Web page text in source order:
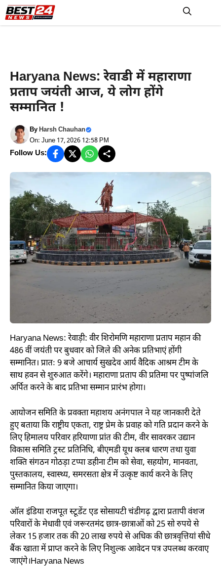
Skip
to
Haryana News: रेवाडी में महाराणा
प्रताप जयंती आज, ये लोग होंगे
सम्मानित !
ByHarsh Chauhan
On: June 17, 2026 12:58 PM
Follow Us:
Haryana News: रेवाड़ी: वीर शिरोमणि महाराणा प्रताप महान की
486 वीं जयंती पर बुधवार को जिले की अनेक प्रतिभाएं होंगी
सम्मानित। प्रातः 9 बजे आचार्य सुखदेव आर्य वैदिक आश्रम टीम के
साथ हवन से शुरुआत करेंगे। महाराणा प्रताप की प्रतिमा पर पुष्पांजलि
अर्पित करने के बाद प्रतिभा सम्मान प्रारंभ होगा।
आयोजन समिति के प्रवक्ता महाशय अनंगपाल ने यह जानकारी देते
हुए बताया कि राष्ट्रीय एकता, राष्ट्र प्रेम के प्रवाह को गति प्रदान करने के
लिए हिमालय परिवार हरियाणा प्रांत की टीम, वीर सावरकर उद्यान
विकास समिति ट्रस्ट प्रतिनिधि, बीएमडी यूथ क्लब धारण तथा युवा
शक्ति संगठन गोठड़ा टप्पा डहीना टीम को सेवा, सहयोग, मानवता,
पुस्तकालय, स्वास्थ्य, समरसता क्षेत्र में उत्कृष्ट कार्य करने के लिए
सम्मानित किया जाएगा।
ऑल इंडिया राजपूत स्टूडेंट एड सोसायटी चंडीगढ़ द्वारा प्रतापी वंशज
परिवारों के मेधावी एवं जरूरतमंद छात्र-छात्राओं को 25 सो रुपये से
लेकर 15 हजार तक की 20 लाख रुपये से अधिक की छात्रवृत्तियां सीधे
बैंक खाता में प्राप्त करने के लिए निशुल्क आवेदन पत्र उपलब्ध करवाए
जाएंगे।Haryana News